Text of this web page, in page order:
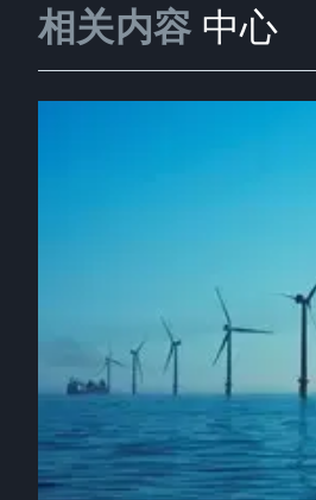
相关内容 中心